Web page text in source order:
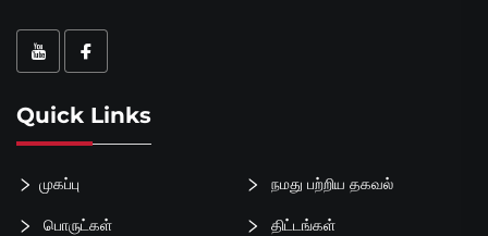
Quick Links
முகப்பு நமது பற்றிய தகவல்
பொருட்கள் திட்டங்கள்